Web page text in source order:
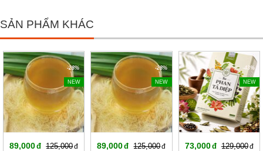
SẢN PHẨM KHÁC
-28%
NEW
89,000
125,000
-28%
NEW
89,000
125,000
-43%
NEW
73,000
129,000